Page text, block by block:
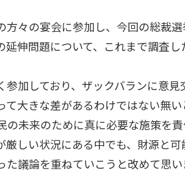
々の宴会に参加し、今回の総裁
伸問題について、これまで調査し
加しており、ザックバランに意
大きな差があるわけではない無
未来のために真に必要な施策を
しい状況にある中でも、財源と
議論を重ねていこうと改めて思い